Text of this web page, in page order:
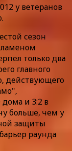
у ветеранов
сезон
только два
главного
действующего
и 3:2 в
больше, чем у
защиты
раунда